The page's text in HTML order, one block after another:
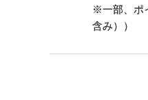
※一部、ポ
含み））